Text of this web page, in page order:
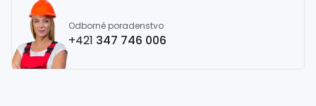
Odborné poradenstvo
+421 347 746 006